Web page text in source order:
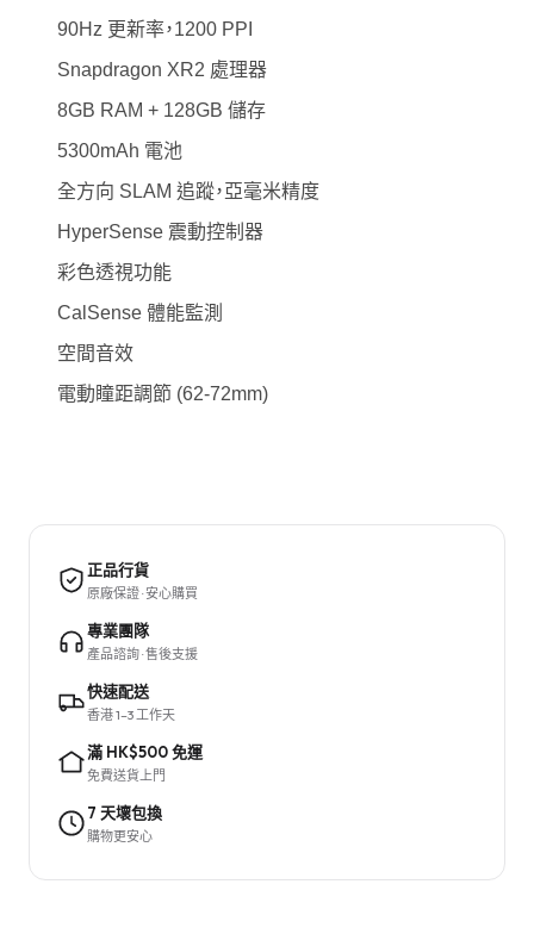
90Hz 更新率，1200 PPI
Snapdragon XR2 處理器
8GB RAM + 128GB 儲存
5300mAh 電池
全方向 SLAM 追蹤，亞毫米精度
HyperSense 震動控制器
彩色透視功能
CalSense 體能監測
空間音效
電動瞳距調節 (62-72mm)
正品行貨
原廠保證 · 安心購買
專業團隊
產品諮詢 · 售後支援
快速配送
香港 1–3 工作天
滿 HK$500 免運
免費送貨上門
7 天壞包換
購物更安心